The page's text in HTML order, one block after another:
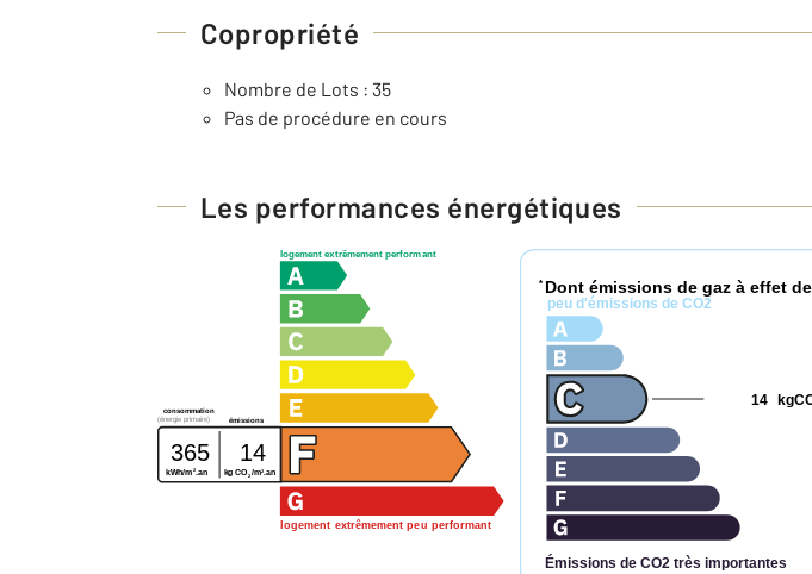
Copropriété
Nombre de Lots : 35
Pas de procédure en cours
Les performances énergétiques
logement extrêmement performant
logement extrêmement peu performant
consommation
émissions
(énergie primaire)
365 14
kWh/m 2 .an kg CO2/m2 .an
* Dont émissions de gaz à effet
peu d'émissions de CO2
Émissions de CO2 très importantes
14